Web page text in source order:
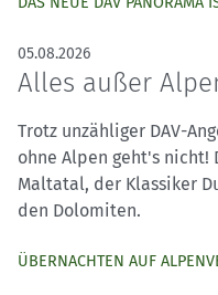
05.08.2026
Alles außer
Trotz unzähliger DAV-
ohne Alpen geht's nicht!
Maltatal, der Klassiker
den Dolomiten.
ÜBERNACHTEN AUF